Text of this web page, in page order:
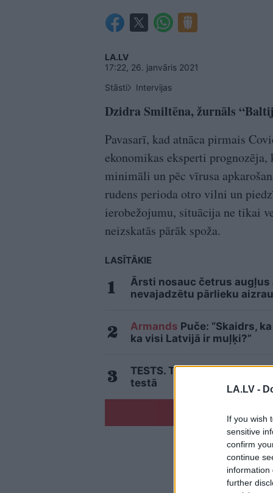
LA.LV -
If you wish
sensitive
confirm
continue
information
further
LA.LV
17:22, 26. janvāris 2021
Stāsti
Intervijas
Dzidra Smiltēna, žurnāls
Pavasarī, kad atnāca pirmais
ekonomikas eksperti
minimāli un pēc vīrusa
rudens perioda otro vilni un
ierobežojumu, situācija ne tikai
neizskatās pārāk spoža.
LASĪTĀKIE
Ārsti nosauc četrus augļus
nevajadzētu pārlieku
Armands Puče: “Skaidrs,
ka visi Latvijā ir muļķi?”
TESTS. Tikai cilvēki ar
testā